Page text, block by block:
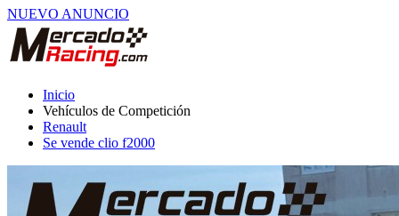
Vehículos de Competición
Renault
Se vende clio f2000